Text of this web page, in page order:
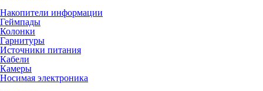
Накопители информации
Геймпады
Колонки
Гарнитуры
Источники питания
Кабели
Камеры
Носимая электроника